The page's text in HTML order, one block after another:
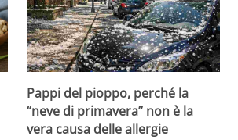
Pappi del pioppo, perché la
“neve di primavera” non è la
vera causa delle allergie